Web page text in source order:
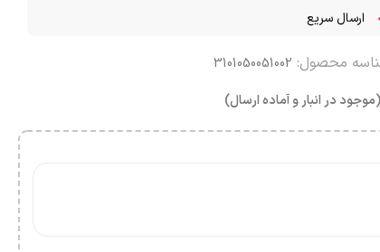
ارسال سریع
محصول: 3101050051002
(موجود در انبار و آماده ارسال)